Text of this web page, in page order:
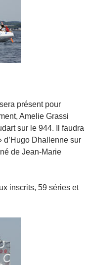
présent pour
Amelie Grassi
sur le 944. Il faudra
d’Hugo Dhallenne sur
de Jean-Marie
inscrits, 59 séries et